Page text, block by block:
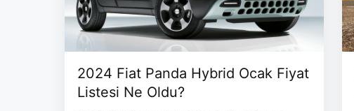
2024 Fiat Panda Hybrid Ocak Fiyat
Listesi Ne Oldu?